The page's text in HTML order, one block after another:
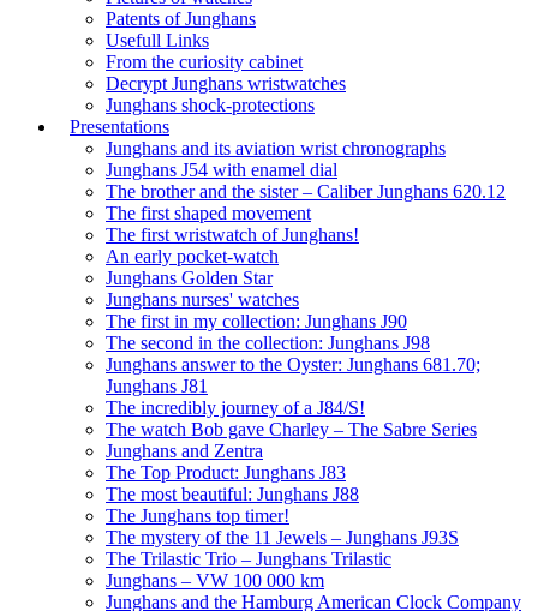
Patents of Junghans
Usefull Links
From the curiosity cabinet
Decrypt Junghans wristwatches
Junghans shock-protections
Presentations
Junghans and its aviation wrist chronographs
Junghans J54 with enamel dial
The brother and the sister – Caliber Junghans 620.12
The first shaped movement
The first wristwatch of Junghans!
An early pocket-watch
Junghans Golden Star
Junghans nurses' watches
The first in my collection: Junghans J90
The second in the collection: Junghans J98
Junghans answer to the Oyster: Junghans 681.70;
Junghans J81
The incredibly journey of a J84/S!
The watch Bob gave Charley – The Sabre Series
Junghans and Zentra
The Top Product: Junghans J83
The most beautiful: Junghans J88
The Junghans top timer!
The mystery of the 11 Jewels – Junghans J93S
The Trilastic Trio – Junghans Trilastic
Junghans – VW 100 000 km
Junghans and the Hamburg American Clock Company